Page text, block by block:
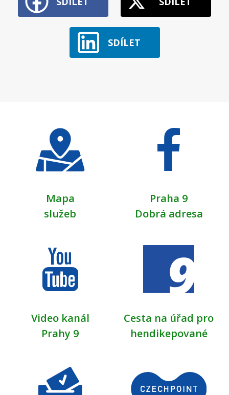
SDÍLET
Mapa
služeb
Praha 9
Dobrá adresa
Video kanál
Prahy 9
Cesta na úřad pro
hendikepované